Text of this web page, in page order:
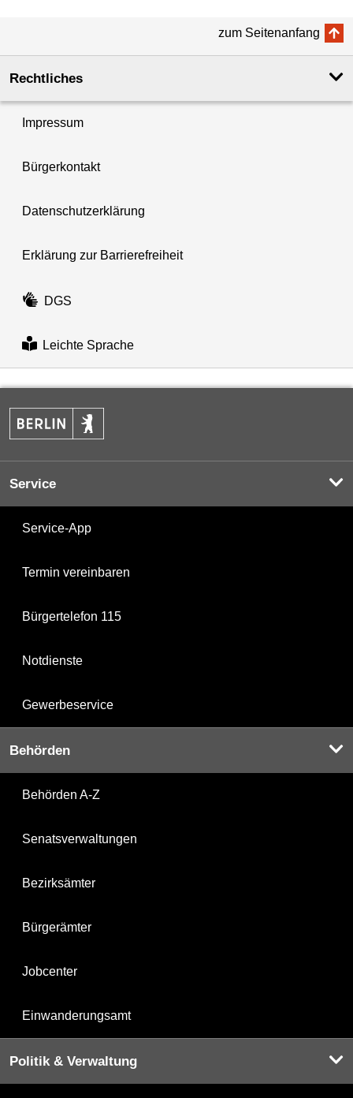
zum Seitenanfang
Rechtliches
Impressum
Bürgerkontakt
Datenschutzerklärung
Erklärung zur Barrierefreiheit
DGS
Leichte Sprache
Service
Service-App
Termin vereinbaren
Bürgertelefon 115
Notdienste
Gewerbeservice
Behörden
Behörden A-Z
Senatsverwaltungen
Bezirksämter
Bürgerämter
Jobcenter
Einwanderungsamt
Politik & Verwaltung